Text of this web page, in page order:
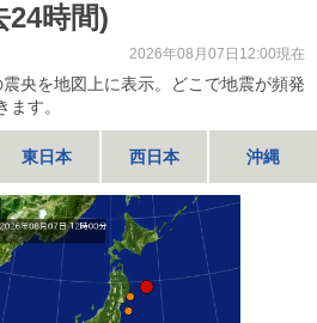
24時間)
2026年08月07日12:00現在
央を地図上に表示。どこで地震が頻発
す。
東日本 西日本 沖縄